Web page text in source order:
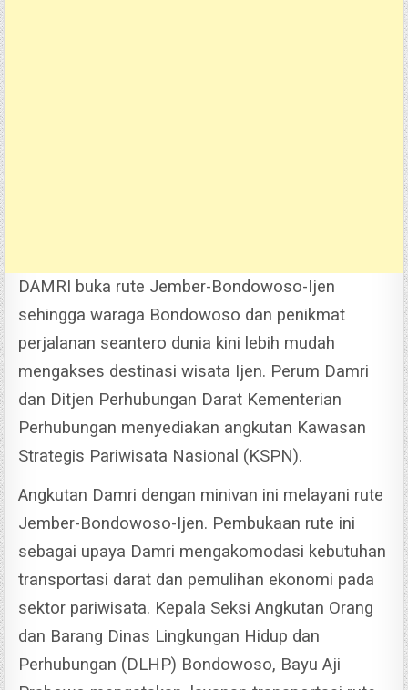
DAMRI buka rute Jember-Bondowoso-Ijen
sehingga waraga Bondowoso dan penikmat
perjalanan seantero dunia kini lebih mudah
mengakses destinasi wisata Ijen. Perum Damri
dan Ditjen Perhubungan Darat Kementerian
Perhubungan menyediakan angkutan Kawasan
Strategis Pariwisata Nasional (KSPN).
Angkutan Damri dengan minivan ini melayani rute
Jember-Bondowoso-Ijen. Pembukaan rute ini
sebagai upaya Damri mengakomodasi kebutuhan
transportasi darat dan pemulihan ekonomi pada
sektor pariwisata. Kepala Seksi Angkutan Orang
dan Barang Dinas Lingkungan Hidup dan
Perhubungan (DLHP) Bondowoso, Bayu Aji